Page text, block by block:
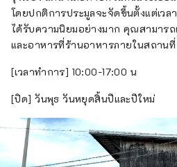
โดยปกติการประมูลจะจัดขึ้นตั้งแต่เวล
ได้รับความนิยมอย่างมาก คุณสามาร
และอาหารที่ร้านอาหารภายในสถานที่
[เวลาทำการ] 10:00-17:00 น
[ปิด] วันพุธ วันหยุดสิ้นปีและปีใหม่